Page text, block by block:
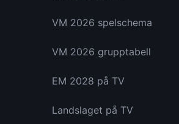
VM 2026 spelschema
VM 2026 grupptabell
EM 2028 på TV
Landslaget på TV